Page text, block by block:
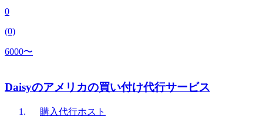
0
(0)
6000〜
Daisyのアメリカの買い付け代行サービス
購入代行ホスト